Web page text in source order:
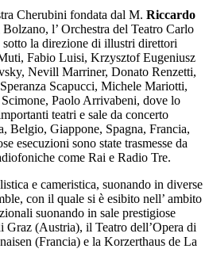
Cherubini fondata dal M. Riccardo
l’ Orchestra del Teatro Carlo
la direzione di illustri direttori
Fabio Luisi, Krzysztof Eugeniusz
Nevill Marriner, Donato Renzetti,
Scapucci, Michele Mariotti,
Paolo Arrivabeni, dove lo
teatri e sale da concerto
Belgio, Giappone, Spagna, Francia,
esecuzioni sono state trasmesse da
come Rai e Radio Tre.
e cameristica, suonando in diverse
con il quale si è esibito nell’ ambito
suonando in sale prestigiose
(Austria), il Teatro dell’Opera di
(Francia) e la Korzerthaus de La